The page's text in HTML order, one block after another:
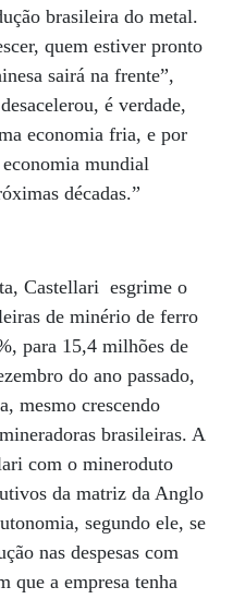
brasileira do metal.
quem estiver pronto
sairá na frente”,
é verdade,
economia fria, e por
mundial
décadas.”
Castellari esgrime o
de minério de ferro
para 15,4 milhões de
do ano passado,
mesmo crescendo
brasileiras. A
com o mineroduto
da matriz da Anglo
segundo ele, se
nas despesas com
que a empresa tenha